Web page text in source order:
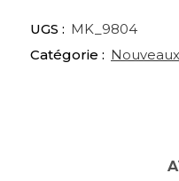
UGS : MK_9804
Catégorie :